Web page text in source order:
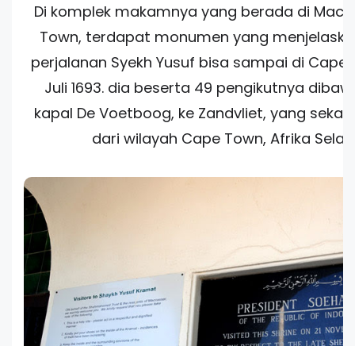
Di komplek makamnya yang berada di
Town, terdapat monumen yang
perjalanan Syekh Yusuf bisa sampai di Cape
Juli 1693. dia beserta 49 pengikutnya
kapal De Voetboog, ke Zandvliet, yang
dari wilayah Cape Town, Afrika